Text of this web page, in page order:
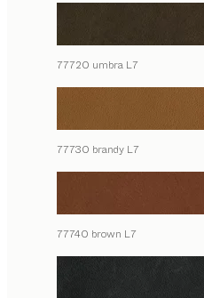
77720 umbra L7
77730 brandy L7
77740 brown L7